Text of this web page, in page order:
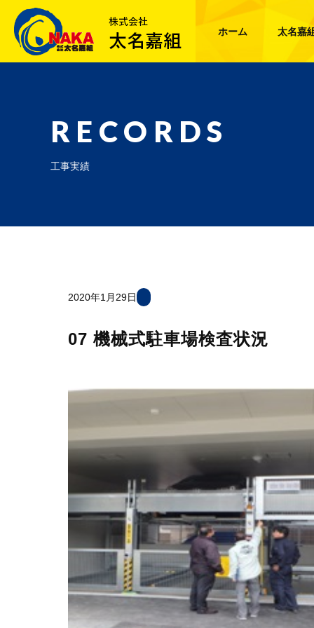
ホーム 太名嘉
RECORDS
工事実績
2020年1月29日
07 機械式駐車場検査状況